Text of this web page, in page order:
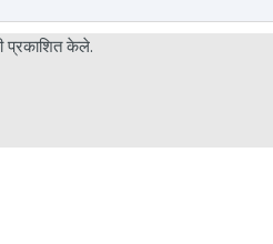
प्रकाशित केले.